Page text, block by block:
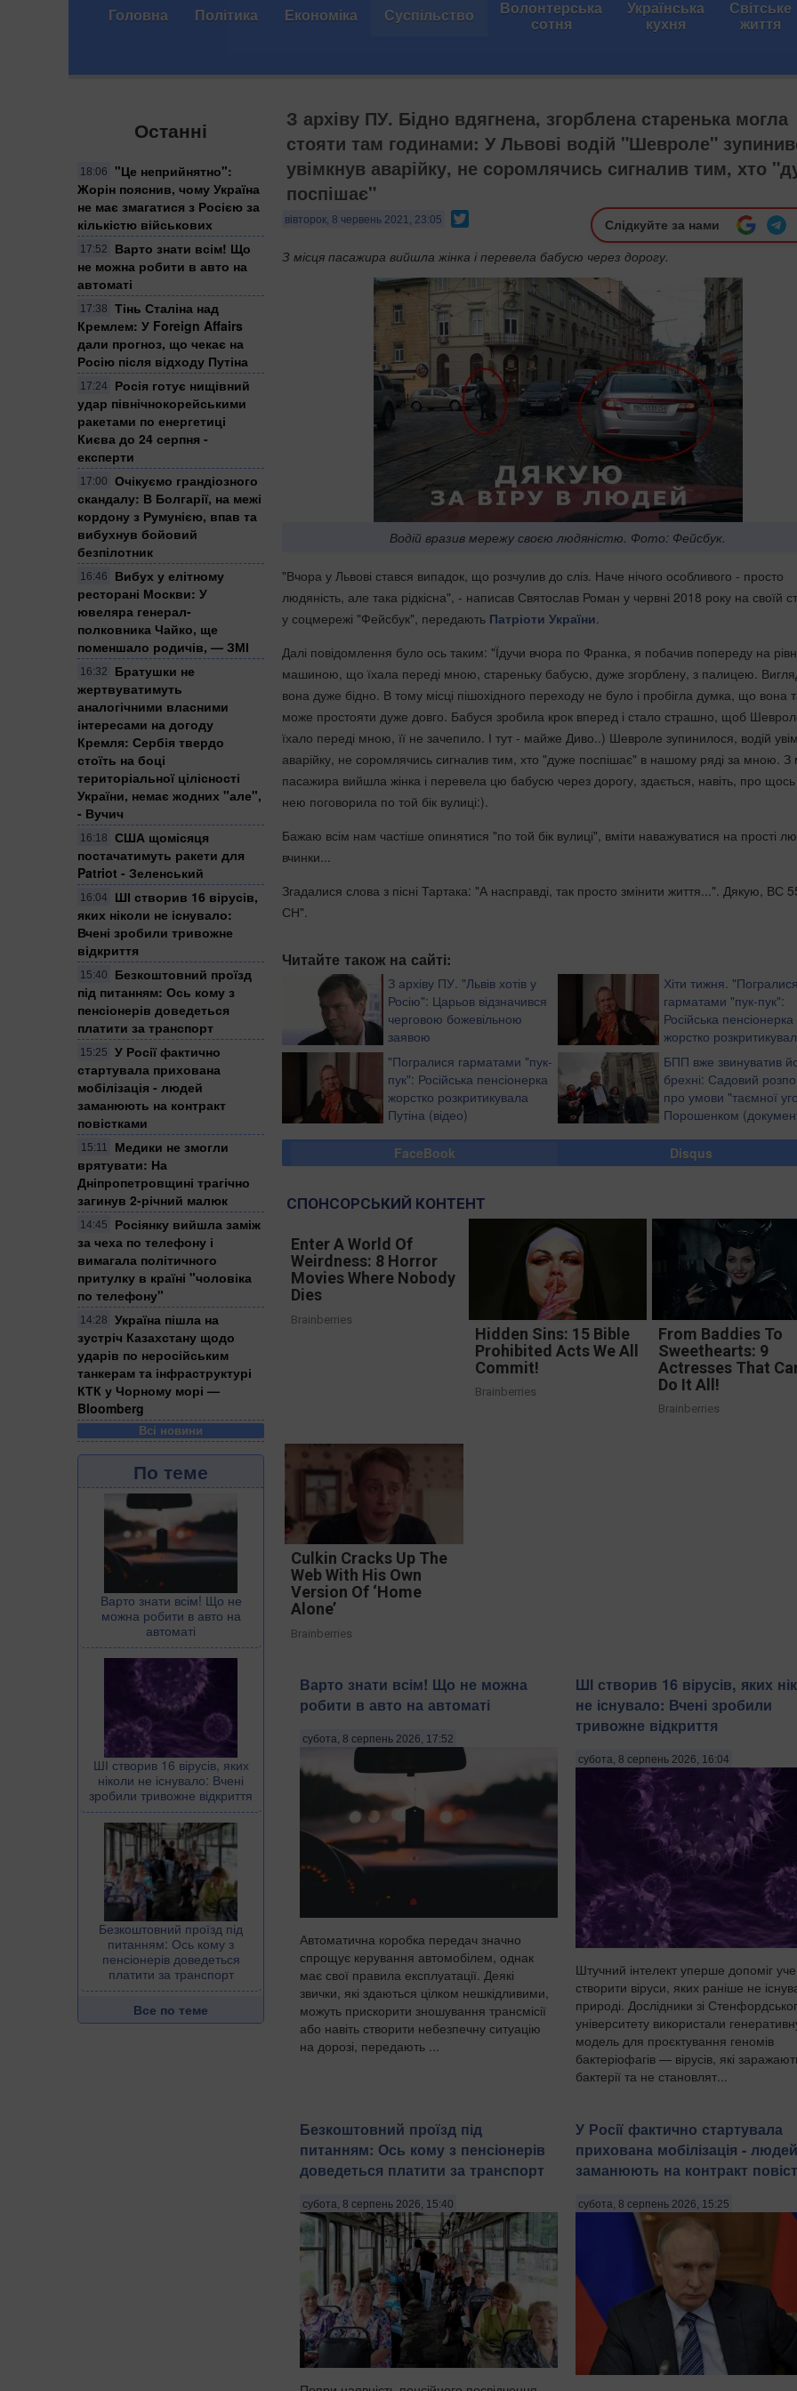
Головна Політика Економіка Суспільство Волонтерська
сотня
Українська
кухня
Світське
життя
Останні
18:06
"Це неприйнятно":
Жорін пояснив, чому Україна
не має змагатися з Росією за
кількістю військових
17:52
Варто знати всім! Що
не можна робити в авто на
автоматі
17:38
Тінь Сталіна над
Кремлем: У Foreign Affairs
дали прогноз, що чекає на
Росію після відходу Путіна
17:24
Росія готує нищівний
удар північнокорейськими
ракетами по енергетиці
Києва до 24 серпня -
експерти
17:00
Очікуємо грандіозного
скандалу: В Болгарії, на межі
кордону з Румунією, впав та
вибухнув бойовий
безпілотник
16:46
Вибух у елітному
ресторані Москви: У
ювеляра генерал-
полковника Чайко, ще
поменшало родичів, — ЗМІ
16:32
Братушки не
жертвуватимуть
аналогічними власними
інтересами на догоду
Кремля: Сербія твердо
стоїть на боці
територіальної цілісності
України, немає жодних "але",
- Вучич
16:18
США щомісяця
постачатимуть ракети для
Patriot - Зеленський
16:04
ШІ створив 16 вірусів,
яких ніколи не існувало:
Вчені зробили тривожне
відкриття
15:40
Безкоштовний проїзд
під питанням: Ось кому з
пенсіонерів доведеться
платити за транспорт
15:25
У Росії фактично
стартувала прихована
мобілізація - людей
заманюють на контракт
повістками
15:11
Медики не змогли
врятувати: На
Дніпропетровщині трагічно
загинув 2-річний малюк
14:45
Росіянку вийшла заміж
за чеха по телефону і
вимагала політичного
притулку в країні "чоловіка
по телефону"
14:28
Україна пішла на
зустріч Казахстану щодо
ударів по неросійським
танкерам та інфраструктурі
КТК у Чорному морі —
Bloomberg
Всі новини
По теме
Варто знати всім! Що не
можна робити в авто на
автоматі
ШІ створив 16 вірусів, яких
ніколи не існувало: Вчені
зробили тривожне відкриття
Безкоштовний проїзд під
питанням: Ось кому з
пенсіонерів доведеться
платити за транспорт
Все по теме
З архіву ПУ. Бідно вдягнена, згорблена старенька могла
стояти там годинами: У Львові водій "Шевроле"
увімкнув аварійку, не соромлячись сигналив тим, хто
поспішає"
вівторок, 8 червень 2021, 23:05 Слідкуйте за нами
З місця пасажира вийшла жінка і перевела бабусю через дорогу.
Водій вразив мережу своєю людяністю. Фото: Фейсбук.
"Вчора у Львові стався випадок, що розчулив до сліз. Наче нічого особливого - просто
людяність, але така рідкісна", - написав Святослав Роман у червні 2018 року на своїй
у соцмережі "Фейсбук", передають Патріоти України.
Далі повідомлення було ось таким: "Їдучи вчора по Франка, я побачив попереду на
машиною, що їхала переді мною, стареньку бабусю, дуже згорблену, з палицею.
вона дуже бідно. В тому місці пішохідного переходу не було і пробігла думка, що вона
може простояти дуже довго. Бабуся зробила крок вперед і стало страшно, щоб
їхало переді мною, її не зачепило. І тут - майже Диво..) Шевроле зупинилося, водій
аварійку, не соромлячись сигналив тим, хто "дуже поспішає" в нашому ряді за мною. З
пасажира вийшла жінка і перевела цю бабусю через дорогу, здається, навіть, про
нею поговорила по той бік вулиці:).
Бажаю всім нам частіше опинятися "по той бік вулиці", вміти наважуватися на прості
вчинки...
Згадалися слова з пісні Тартака: "А насправді, так просто змінити життя...". Дякую, ВС
СН".
Читайте також на сайті:
З архіву ПУ. "Львів хотів у
Росію": Царьов відзначився
черговою божевільною
заявою
Хіти тижня.
гарматами "пук-пук":
Російська пенсіонерка
жорстко
Путіна (відео)
"Погралися гарматами "пук-
пук": Російська пенсіонерка
жорстко розкритикувала
Путіна (відео)
БПП вже звинуватив
брехні: Садовий
про умови "таємної
Порошенком
FaceBook Disqus
СПОНСОРСЬКИЙ КОНТЕНТ
Enter A World Of
Weirdness: 8 Horror
Movies Where Nobody
Dies
Brainberries
Hidden Sins: 15 Bible
Prohibited Acts We All
Commit!
Brainberries
From Baddies To
Sweethearts: 9
Actresses That
Do It All!
Brainberries
Culkin Cracks Up The
Web With His Own
Version Of ‘Home
Alone’
Brainberries
Варто знати всім! Що не можна
робити в авто на автоматі
субота, 8 серпень 2026, 17:52
Автоматична коробка передач значно
спрощує керування автомобілем, однак
має свої правила експлуатації. Деякі
звички, які здаються цілком нешкідливими,
можуть прискорити зношування трансмісії
або навіть створити небезпечну ситуацію
на дорозі, передають ...
ШІ створив 16 вірусів, яких
не існувало: Вчені зробили
тривожне відкриття
субота, 8 серпень 2026, 16:04
Штучний інтелект уперше допоміг
створити віруси, яких раніше не
природі. Дослідники зі
університету використали
модель для проєктування геномів
бактеріофагів — вірусів, які
бактерії та не становлят...
Безкоштовний проїзд під
питанням: Ось кому з пенсіонерів
доведеться платити за транспорт
субота, 8 серпень 2026, 15:40
У Росії фактично стартувала
прихована мобілізація - людей
заманюють на контракт
субота, 8 серпень 2026, 15:25